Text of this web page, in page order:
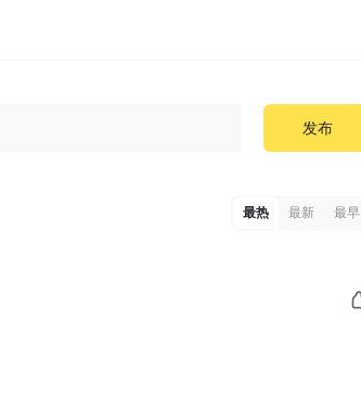
发布
最热 最新 最早